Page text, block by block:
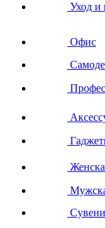
Уход и
Офис